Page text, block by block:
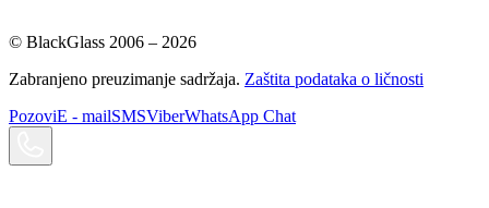
© BlackGlass 2006 – 2026
Zabranjeno preuzimanje sadržaja. Zaštita podataka o ličnosti
PozoviE - mailSMSViberWhatsApp Chat